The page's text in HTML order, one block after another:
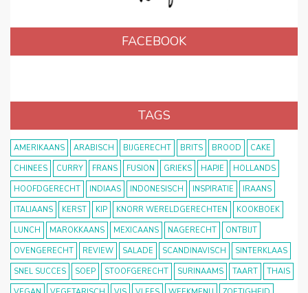
FACEBOOK
TAGS
AMERIKAANS ARABISCH BIJGERECHT BRITS BROOD
CAKE
CHINEES
CURRY FRANS FUSION GRIEKS HAPJE
HOLLANDS
HOOFDGERECHT
INDIAAS INDONESISCH INSPIRATIE
IRAANS
ITALIAANS
KERST KIP KNORR WERELDGERECHTEN
KOOKBOEK
LUNCH
MAROKKAANS MEXICAANS NAGERECHT
ONTBIJT
OVENGERECHT
REVIEW SALADE SCANDINAVISCH
SINTERKLAAS
SNEL SUCCES
SOEP STOOFGERECHT SURINAAMS TAART
THAIS